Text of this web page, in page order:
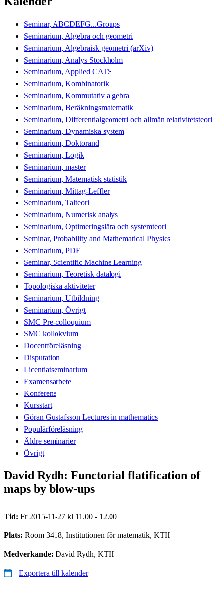
Seminar, ABCDEFG...Groups
Seminarium, Algebra och geometri
Seminarium, Algebraisk geometri (arXiv)
Seminarium, Analys Stockholm
Seminarium, Applied CATS
Seminarium, Kombinatorik
Seminarium, Kommutativ algebra
Seminarium, Beräkningsmatematik
Seminarium, Differentialgeometri och allmän relativitetsteori
Seminarium, Dynamiska system
Seminarium, Doktorand
Seminarium, Logik
Seminarium, master
Seminarium, Matematisk statistik
Seminarium, Mittag-Leffler
Seminarium, Talteori
Seminarium, Numerisk analys
Seminarium, Optimeringslära och systemteori
Seminar, Probability and Mathematical Physics
Seminarium, PDE
Seminar, Scientific Machine Learning
Seminarium, Teoretisk datalogi
Topologiska aktiviteter
Seminarium, Utbildning
Seminarium, Övrigt
SMC Pre-colloquium
SMC kollokvium
Docentföreläsning
Disputation
Licentiatseminarium
Examensarbete
Konferens
Kursstart
Göran Gustafsson Lectures in mathematics
Populärföreläsning
Äldre seminarier
Övrigt
David Rydh: Functorial flatification of
maps by blow-ups
Tid: Fr 2015-11-27 kl 11.00 - 12.00
Plats: Room 3418, Institutionen för matematik, KTH
Medverkande: David Rydh, KTH
Exportera till kalender